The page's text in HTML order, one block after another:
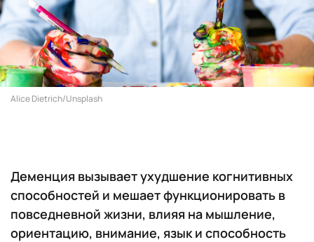
Alice Dietrich/Unsplash
Деменция вызывает ухудшение когнитивных
способностей и мешает функционировать в
повседневной жизни, влияя на мышление,
ориентацию, внимание, язык и способность